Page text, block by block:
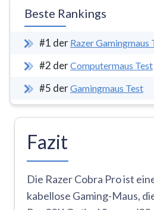
Beste Rankings
#1 der Razer Gamingmaus
#2 derComputermaus Test
#5 derGamingmaus Test
Fazit
Die Razer Cobra Pro ist
kabellose Gaming-Maus,